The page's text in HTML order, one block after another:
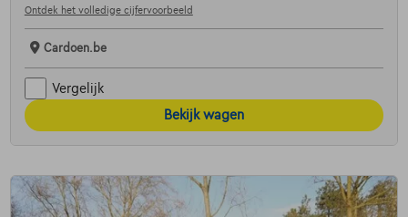
Ontdek het volledige cijfervoorbeeld
Cardoen.be
Vergelijk
Bekijk wagen